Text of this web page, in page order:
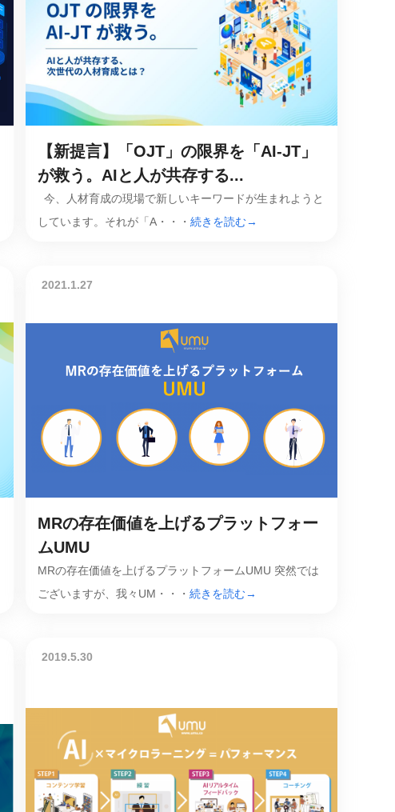
【新提言】「OJT」の限界を「AI-JT」
が救う。AIと人が共存する...
今、人材育成の現場で新しいキーワードが生まれようと
しています。それが「A・・・ 続きを読む→
2021.1.27
MRの存在価値を上げるプラットフォー
ムUMU
MRの存在価値を上げるプラットフォームUMU 突然では
ございますが、我々UM・・・ 続きを読む→
2019.5.30